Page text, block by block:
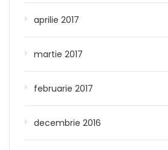
aprilie 2017
martie 2017
februarie 2017
decembrie 2016